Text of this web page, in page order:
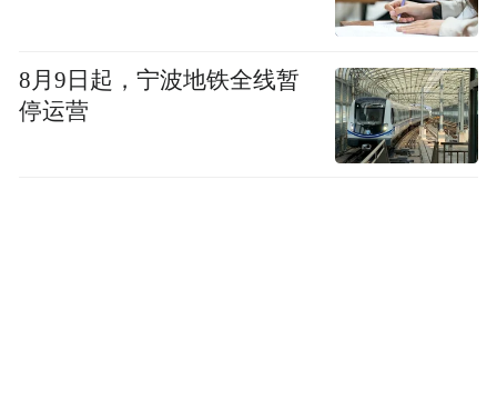
【责任编辑:王雪】
8月9日起，宁波地铁全线暂
停运营